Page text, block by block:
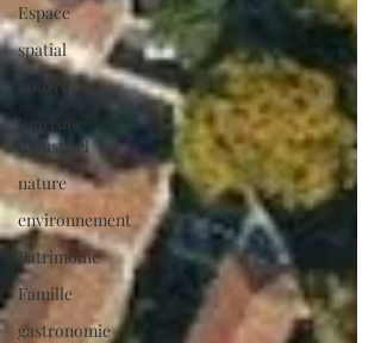
Espace
spatial
nourriture
tourisme
industriel
nature
environnement
Patrimoine
Famille
gastronomie